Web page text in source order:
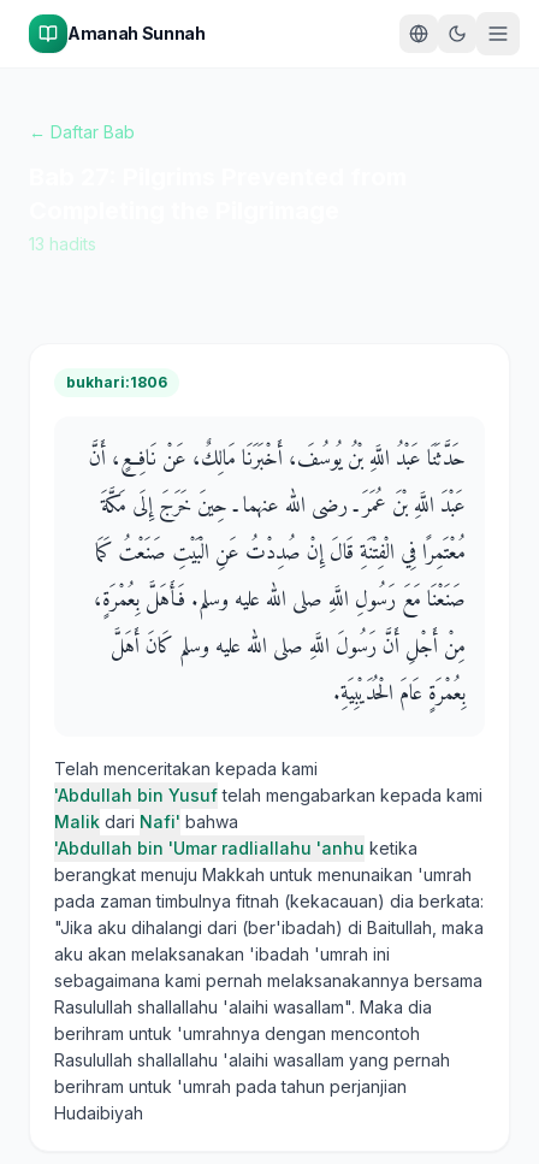
Amanah Sunnah
← Daftar Bab
13 hadits
bukhari:1806
حَدَّثَنَا عَبْدُ اللَّهِ بْنُ يُوسُفَ، أَخْبَرَنَا مَالِكٌ، عَنْ نَافِعٍ، أَنَّ
عَبْدَ اللَّهِ بْنَ عُمَرَ ـ رضى الله عنهما ـ حِينَ خَرَجَ إِلَى مَكَّةَ
مُعْتَمِرًا فِي الْفِتْنَةِ قَالَ إِنْ صُدِدْتُ عَنِ الْبَيْتِ صَنَعْتُ كَمَا
صَنَعْنَا مَعَ رَسُولِ اللَّهِ صلى الله عليه وسلم‏.‏ فَأَهَلَّ بِعُمْرَةٍ،
مِنْ أَجْلِ أَنَّ رَسُولَ اللَّهِ صلى الله عليه وسلم كَانَ أَهَلَّ
بِعُمْرَةٍ عَامَ الْحُدَيْبِيَةِ‏.‏
Telah menceritakan kepada kami
'Abdullah bin Yusuftelah mengabarkan kepada kami
Malik dari Nafi' bahwa
'Abdullah bin 'Umar radliallahu 'anhu ketika
berangkat menuju Makkah untuk menunaikan 'umrah
pada zaman timbulnya fitnah (kekacauan) dia berkata:
"Jika aku dihalangi dari (ber'ibadah) di Baitullah, maka
aku akan melaksanakan 'ibadah 'umrah ini
sebagaimana kami pernah melaksanakannya bersama
Rasulullah shallallahu 'alaihi wasallam". Maka dia
berihram untuk 'umrahnya dengan mencontoh
Rasulullah shallallahu 'alaihi wasallam yang pernah
berihram untuk 'umrah pada tahun perjanjian
Hudaibiyah